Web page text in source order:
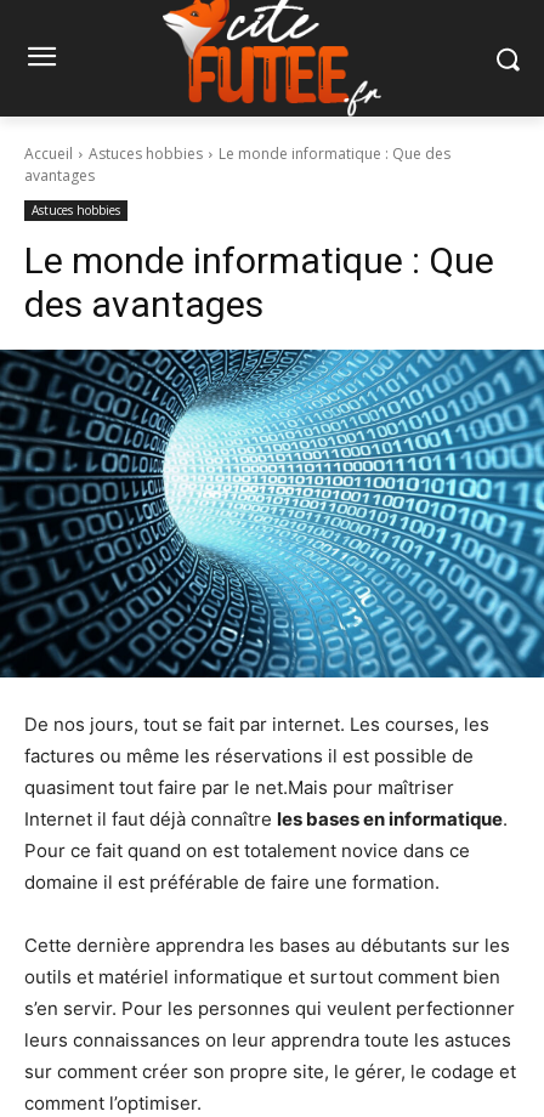
Accueil Astuces hobbies
Le monde informatique : Que des
avantages
Astuces hobbies
Le monde informatique : Que
des avantages
De nos jours, tout se fait par internet. Les courses, les
factures ou même les réservations il est possible de
quasiment tout faire par le net.Mais pour maîtriser
Internet il faut déjà connaître les bases en informatique.
Pour ce fait quand on est totalement novice dans ce
domaine il est préférable de faire une formation.
Cette dernière apprendra les bases au débutants sur les
outils et matériel informatique et surtout comment bien
s’en servir. Pour les personnes qui veulent perfectionner
leurs connaissances on leur apprendra toute les astuces
sur comment créer son propre site, le gérer, le codage et
comment l’optimiser.